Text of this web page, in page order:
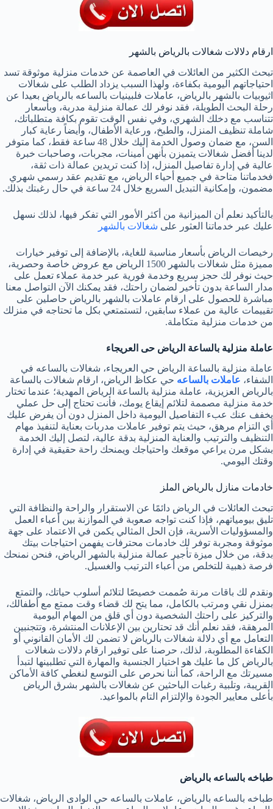
ارقام دلالات شغالات بالرياض بالشهر
تبحث الكثير من العائلات في العاصمة عن خدمات منزلية موثوقة تسد
احتياجاتهم اليومية بكفاءة، ولهذا السبب يزداد الطلب على شغالات
اثيوبيات بالشهر بالرياض، عاملات فلبينيات بالساعه بالرياض بعيدا عن
رحلة البحث الطويلة، فقد نوفر لك عمالة منزلية مدربة، وبأسعار
تتناسب مع دخلك الشهري، وفي نفس الوقت تقوم بكافة متطلباتك،
شاملة تنظيف المنزل، والطبخ، ورعاية الأطفال، وأيضاً رعاية كبار
السن، مع ضمان وصول الخدمة إليك خلال 48 ساعة فقط، كما متوفر
لدينا أفضل شغالات يتميزن بأنهن أمينات، مجربات، وصاحبات خبرة
عالية في إدارة تفاصيل المنزل، إذا كنت تريدين عمالة ذات ثقة،
فخدماتنا متاحة في جميع أحياء الرياض، مع تقديم عقد رسمي شهري
مضمون، وإمكانية التبديل السريع خلال 24 ساعة في حال رغبتك بذلك.
بالتأكيد نعلم أن الميزانية من أكثر الأمور التي تفكر فيها، لذلك نسهل
عليك عبر خدماتنا العثور على شغالات بالشهر
رخيصات الرياض بأسعار مناسبة للغاية، بالإضافة إلى توفير خيارات
مميزة مثل شغالات بالشهر 1500 الرياض مع عروض خاصة وحصرية،
حيث نوفر لك حجز سريع وخدمة فورية عبر خدمة عملاء تعمل على
مدار الساعة بدون تأخير لضمان راحتك، فقد يمكنك الآن التواصل معنا
مباشرة للحصول على ارقام عاملات بالشهر بالرياض حاصلين على
تقييمات عالية من عملاء سابقين، لتستمتعي بكل ما تحتاجه في منزلك
من خدمات منزلية متكاملة.
عاملة منزلية بالساعة الرياض حى العريجاء
عاملة منزلية بالساعة الرياض حي العريجاء، شغالات بالساعه في
الشفاء، عاملات بالساعه حي عكاظ الرياض، ارقام شغالات بالساعة
بالرياض العزيزية، عاملة منزلية بالساعة الرياض المهدية؛ عندما تختار
خدمة منزلية مصممة لتلائم إيقاع يومك، فأنت تحتاج إلى حل عملي
يخفف عنك عبء التفاصيل اليومية داخل المنزل دون أن يفرض عليك
أي التزام مرهق، حيث يتم توفير عاملات مدربات بعناية لتنفيذ مهام
التنظيف والترتيب والعناية المنزلية بدقة عالية، لتصل إليك الخدمة
بشكل مرن يراعي موقعك واحتياجك ويمنحك راحة حقيقية في إدارة
وقتك اليومي.
خادمات منازل بالرياض الملز
تبحث العائلات في الرياض دائمًا عن الاستقرار والراحة والنظافة التي
تليق بيومياتهم، فإذا كنت تواجه صعوبة في الموازنة بين أعباء العمل
والمسؤوليات الأسرية، فإن الحل المثالي يكمن في الاعتماد على جهة
موثوقة ومجربة توفر لك خادمات محترفات يفهمن احتياجات بيتك
بدقة، من خلال ميزة تأجير عمالة منزلية بالشهر الرياض، فنحن نمنحك
فرصة ذهبية للتخلص من أعباء الترتيب والغسيل.
ونقدم لك باقات مرنة صُممت خصيصًا لتلائم أسلوب حياتك، والتمتع
بمنزل نقي ومرتب بالكامل، مما يتح لك قضاء وقت ممتع مع أطفالك،
والتركيز على راحتك الشخصية دون أي قلق من المهام اليومية
المرهقة، فقد ​نعلم أنك قد تحتارين بين الإعلانات المنتشرة، وتتجنبين
التعامل مع أي دلالة شغالات بالرياض لا تضمن لك الأمان القانوني أو
الكفاءة المطلوبة، لذلك، حرصنا على توفير ارقام دلالات شغالات
بالرياض كل ما عليك هو اختيار الجنسية والمهارة التي تطلبينها لتبدأ
مسيرتك مع الراحة، كما أننا نحرص على التوسع لنغطي كافة الأماكن
القريبة، وتلبية رغبات الباحثين عن شغالات بالشهر بشرق الرياض
بأعلى معايير الجودة والإلتزام التام بالمواعيد.
طباخه بالساعه بالرياض
طباخه بالساعه بالرياض، عاملات بالساعه حي الوادى الرياض، شغالات